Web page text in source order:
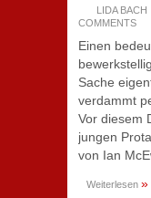
LIDA BACH
COMMENTS
Einen
Sache
verdammt
Vor diesem
jungen
von Ian
Weiterlesen »